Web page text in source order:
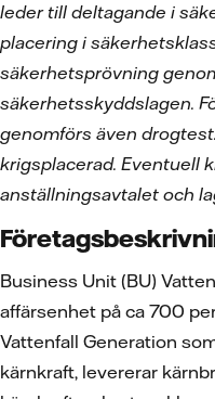
leder till deltagande i
placering i
säkerhetsprövning
säkerhetsskyddslagen.
genomförs även
krigsplacerad. Eventuell
anställningsavtalet och
Business Unit (BU)
affärsenhet på ca 700
Vattenfall Generation
kärnkraft, levererar